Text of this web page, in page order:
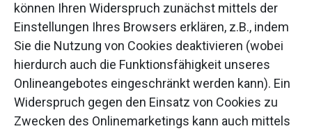
können Ihren Widerspruch zunächst mittels der
Einstellungen Ihres Browsers erklären, z.B., indem
Sie die Nutzung von Cookies deaktivieren (wobei
hierdurch auch die Funktionsfähigkeit unseres
Onlineangebotes eingeschränkt werden kann). Ein
Widerspruch gegen den Einsatz von Cookies zu
Zwecken des Onlinemarketings kann auch mittels